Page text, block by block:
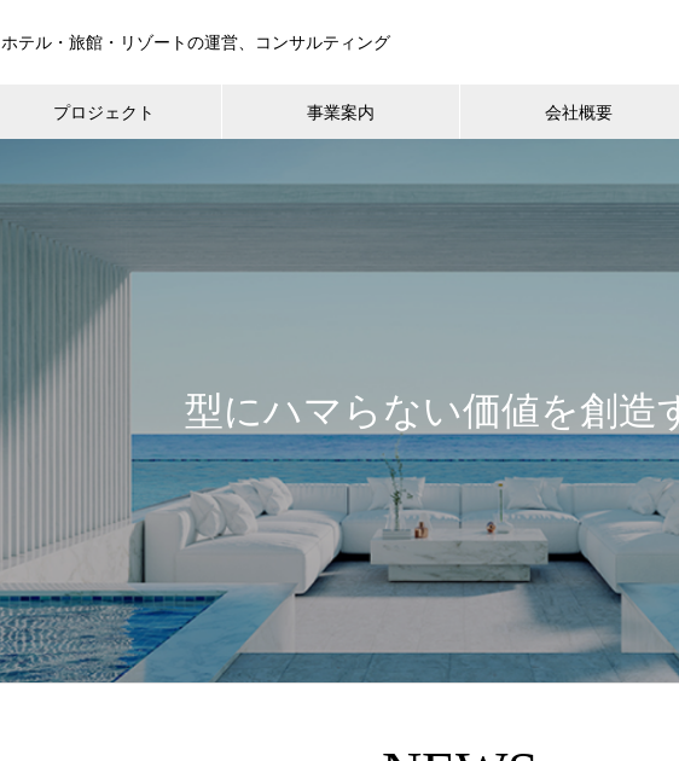
ホテル・旅館・リゾートの運営、コンサルティング
プロジェクト 事業案内 会社概要
型にハマらない価値を創造